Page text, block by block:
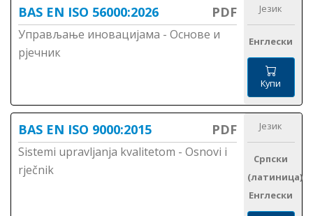
BAS EN ISO 56000:2026 PDF
Управљање иновацијама - Основе и
рјечник
Језик
Енглески
Купи
BAS EN ISO 9000:2015 PDF
Sistemi upravljanja kvalitetom - Osnovi i
rječnik
Језик
Српски
(латиница)
Енглески